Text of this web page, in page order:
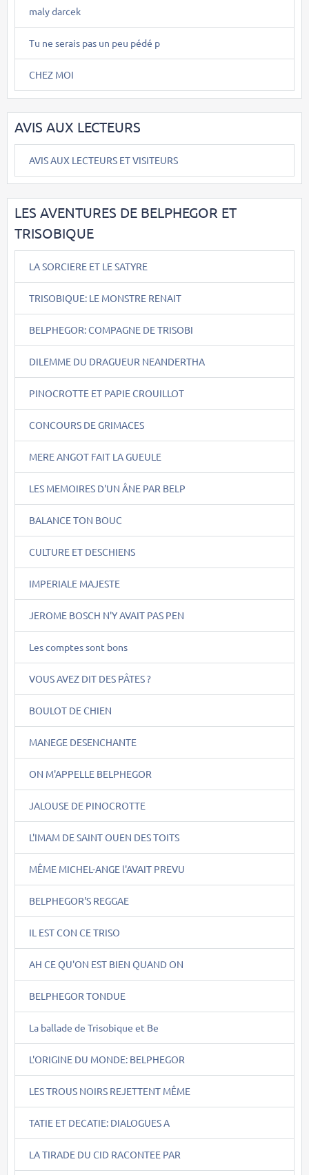
maly darcek
Tu ne serais pas un peu pédé p
CHEZ MOI
AVIS AUX LECTEURS
AVIS AUX LECTEURS ET VISITEURS
LES AVENTURES DE BELPHEGOR ET
TRISOBIQUE
LA SORCIERE ET LE SATYRE
TRISOBIQUE: LE MONSTRE RENAIT
BELPHEGOR: COMPAGNE DE TRISOBI
DILEMME DU DRAGUEUR NEANDERTHA
PINOCROTTE ET PAPIE CROUILLOT
CONCOURS DE GRIMACES
MERE ANGOT FAIT LA GUEULE
LES MEMOIRES D'UN ÂNE PAR BELP
BALANCE TON BOUC
CULTURE ET DESCHIENS
IMPERIALE MAJESTE
JEROME BOSCH N'Y AVAIT PAS PEN
Les comptes sont bons
VOUS AVEZ DIT DES PÂTES ?
BOULOT DE CHIEN
MANEGE DESENCHANTE
ON M'APPELLE BELPHEGOR
JALOUSE DE PINOCROTTE
L'IMAM DE SAINT OUEN DES TOITS
MÊME MICHEL-ANGE l'AVAIT PREVU
BELPHEGOR'S REGGAE
IL EST CON CE TRISO
AH CE QU'ON EST BIEN QUAND ON
BELPHEGOR TONDUE
La ballade de Trisobique et Be
L'ORIGINE DU MONDE: BELPHEGOR
LES TROUS NOIRS REJETTENT MÊME
TATIE ET DECATIE: DIALOGUES A
LA TIRADE DU CID RACONTEE PAR